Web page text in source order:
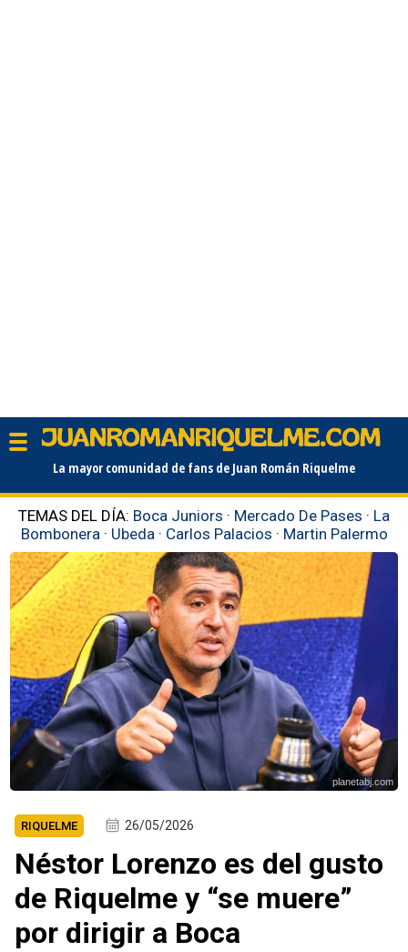
La mayor comunidad de fans de Juan Román Riquelme
TEMAS DEL DÍA: Boca Juniors · Mercado De Pases · La
Bombonera · Ubeda · Carlos Palacios · Martin Palermo
planetabj.com
RIQUELME 26/05/2026
Néstor Lorenzo es del gusto
de Riquelme y “se muere”
por dirigir a Boca